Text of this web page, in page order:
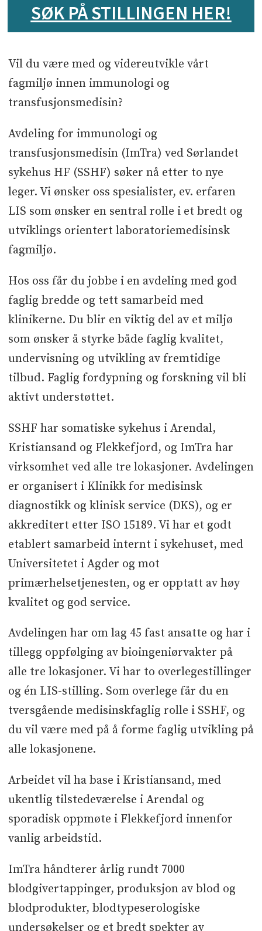
Sted
Kristiansand
Søknadsfrist
31.08.26
SØK PÅ STILLINGEN HER!
Vil du være med og videreutvikle vårt
fagmiljø innen immunologi og
transfusjonsmedisin?
Avdeling for immunologi og
transfusjonsmedisin (ImTra) ved Sørlandet
sykehus HF (SSHF) søker nå etter to nye
leger. Vi ønsker oss spesialister, ev. erfaren
LIS som ønsker en sentral rolle i et bredt og
utviklings orientert laboratoriemedisinsk
fagmiljø.
Hos oss får du jobbe i en avdeling med god
faglig bredde og tett samarbeid med
klinikerne. Du blir en viktig del av et miljø
som ønsker å styrke både faglig kvalitet,
undervisning og utvikling av fremtidige
tilbud. Faglig fordypning og forskning vil bli
aktivt understøttet.
SSHF har somatiske sykehus i Arendal,
Kristiansand og Flekkefjord, og ImTra har
virksomhet ved alle tre lokasjoner. Avdelingen
er organisert i Klinikk for medisinsk
diagnostikk og klinisk service (DKS), og er
akkreditert etter ISO 15189. Vi har et godt
etablert samarbeid internt i sykehuset, med
Universitetet i Agder og mot
primærhelsetjenesten, og er opptatt av høy
kvalitet og god service.
Avdelingen har om lag 45 fast ansatte og har i
tillegg oppfølging av bioingeniørvakter på
alle tre lokasjoner. Vi har to overlegestillinger
og én LIS-stilling. Som overlege får du en
tversgående medisinskfaglig rolle i SSHF, og
du vil være med på å forme faglig utvikling på
alle lokasjonene.
Arbeidet vil ha base i Kristiansand, med
ukentlig tilstedeværelse i Arendal og
sporadisk oppmøte i Flekkefjord innenfor
vanlig arbeidstid.
ImTra håndterer årlig rundt 7000
blodgivertappinger, produksjon av blod og
blodprodukter, blodtypeserologiske
undersøkelser og et bredt spekter av